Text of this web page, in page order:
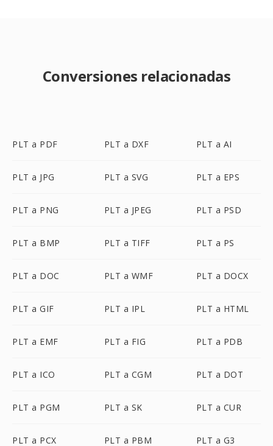
Conversiones relacionadas
PLT a PDF PLT a DXF PLT a AI
PLT a JPG PLT a SVG PLT a EPS
PLT a PNG PLT a JPEG PLT a PSD
PLT a BMP PLT a TIFF PLT a PS
PLT a DOC PLT a WMF PLT a DOCX
PLT a GIF PLT a IPL PLT a HTML
PLT a EMF PLT a FIG PLT a PDB
PLT a ICO PLT a CGM PLT a DOT
PLT a PGM PLT a SK PLT a CUR
PLT a PCX PLT a PBM PLT a G3